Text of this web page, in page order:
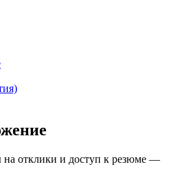
на отклики и доступ к резюме —